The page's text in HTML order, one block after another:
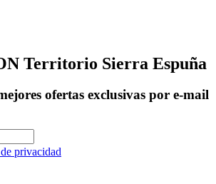
Territorio Sierra Espuña
ofertas exclusivas por e-mail
privacidad